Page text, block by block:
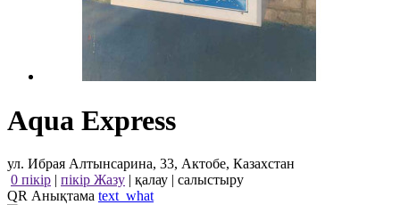
Aqua Express
ул. Ибрая Алтынсарина, 33, Актобе, Казахстан
0 пікір | пікір Жазу | қалау | салыстыру
QR Анықтама text_what